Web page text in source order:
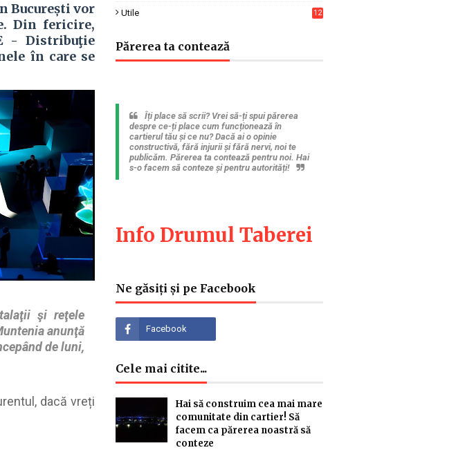
București vor
Din fericire,
- Distribuţie
în care se
şi reţele
anunţă
de luni,
dacă vreți
Utile
12
Părerea ta contează
Îți place să scrii? Vrei să-ți spui părerea
despre ce-ți place cum funcționează în
cartierul tău și ce nu? Dacă ai o opinie
constructivă, fără injurii și fără nervi, noi te
publicăm. Părerea ta contează pentru noi. Hai
s-o facem să conteze și pentru autorități!
Info Drumul Taberei
Ne găsiți și pe Facebook
Cele mai citite...
Hai să construim cea mai mare
comunitate din cartier! Să
facem ca părerea noastră să
conteze